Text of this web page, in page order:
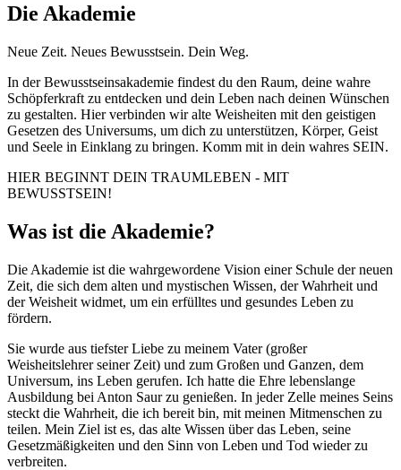
Die Akademie
Neue Zeit. Neues Bewusstsein. Dein Weg.
In der Bewusstseinsakademie findest du den Raum, deine wahre
Schöpferkraft zu entdecken und dein Leben nach deinen Wünschen
zu gestalten. Hier verbinden wir alte Weisheiten mit den geistigen
Gesetzen des Universums, um dich zu unterstützen, Körper, Geist
und Seele in Einklang zu bringen. Komm mit in dein wahres SEIN.
HIER BEGINNT DEIN TRAUMLEBEN - MIT
BEWUSSTSEIN!
Was ist die Akademie?
Die Akademie ist die wahrgewordene Vision einer Schule der neuen
Zeit, die sich dem alten und mystischen Wissen, der Wahrheit und
der Weisheit widmet, um ein erfülltes und gesundes Leben zu
fördern.
Sie wurde aus tiefster Liebe zu meinem Vater (großer
Weisheitslehrer seiner Zeit) und zum Großen und Ganzen, dem
Universum, ins Leben gerufen. Ich hatte die Ehre lebenslange
Ausbildung bei Anton Saur zu genießen. In jeder Zelle meines Seins
steckt die Wahrheit, die ich bereit bin, mit meinen Mitmenschen zu
teilen. Mein Ziel ist es, das alte Wissen über das Leben, seine
Gesetzmäßigkeiten und den Sinn von Leben und Tod wieder zu
verbreiten.